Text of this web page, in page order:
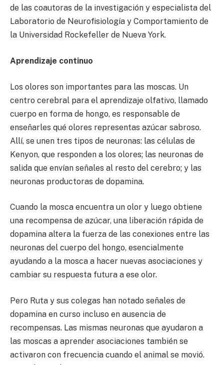
de las coautoras de la investigación y especialista del
Laboratorio de Neurofisiología y Comportamiento de
la Universidad Rockefeller de Nueva York.
Aprendizaje continuo
Los olores son importantes para las moscas. Un
centro cerebral para el aprendizaje olfativo, llamado
cuerpo en forma de hongo, es responsable de
enseñarles qué olores representas azúcar sabroso.
Allí, se unen tres tipos de neuronas: las células de
Kenyon, que responden a los olores; las neuronas de
salida que envían señales al resto del cerebro; y las
neuronas productoras de dopamina.
Cuando la mosca encuentra un olor y luego obtiene
una recompensa de azúcar, una liberación rápida de
dopamina altera la fuerza de las conexiones entre las
neuronas del cuerpo del hongo, esencialmente
ayudando a la mosca a hacer nuevas asociaciones y
cambiar su respuesta futura a ese olor.
Pero Ruta y sus colegas han notado señales de
dopamina en curso incluso en ausencia de
recompensas. Las mismas neuronas que ayudaron a
las moscas a aprender asociaciones también se
activaron con frecuencia cuando el animal se movió.